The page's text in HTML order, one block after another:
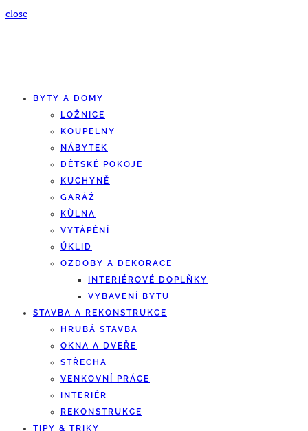
close
BYTY A DOMY
LOŽNICE
KOUPELNY
NÁBYTEK
DĚTSKÉ POKOJE
KUCHYNĚ
GARÁŽ
KŮLNA
VYTÁPĚNÍ
ÚKLID
OZDOBY A DEKORACE
INTERIÉROVÉ DOPLŇKY
VYBAVENÍ BYTU
STAVBA A REKONSTRUKCE
HRUBÁ STAVBA
OKNA A DVEŘE
STŘECHA
VENKOVNÍ PRÁCE
INTERIÉR
REKONSTRUKCE
TIPY & TRIKY